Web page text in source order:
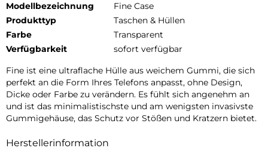
Modellbezeichnung
Fine Case
Produkttyp
Taschen & Hüllen
Farbe
Transparent
Verfügbarkeit
sofort verfügbar
Fine ist eine ultraflache Hülle aus weichem Gummi, die sich
perfekt an die Form Ihres Telefons anpasst, ohne Design,
Dicke oder Farbe zu verändern. Es fühlt sich angenehm an
und ist das minimalistischste und am wenigsten invasivste
Gummigehäuse, das Schutz vor Stößen und Kratzern bietet.
Herstellerinformation